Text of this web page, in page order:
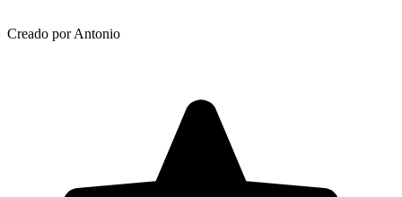
Creado por Antonio